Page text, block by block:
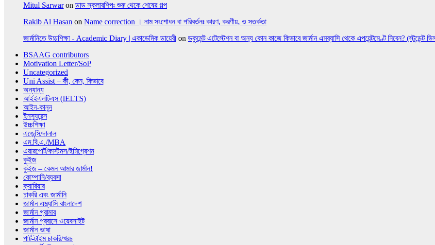
Mitul Sarwaron ডাড স্কলারশিপঃ শুরু থেকে শেষের গল্প
Rakib Al Hasan on Name correction । নাম সংশোধন বা পরিবর্তনঃ কারণ, করণীয়, ও সতর্কতা
জার্মানিতে উচ্চশিক্ষা - Academic Diary | একাডেমিক ডায়েরী on ডকুমেন্ট এটেস্টেশন বা অন্য কোন কাজে কিভাবে জার্মান এমব্যাসি থেকে এপয়েন্টমেণ্ট নিবেন? (স্টুডেন্ট
BSAAG contributors
Motivation Letter/SoP
Uncategorized
Uni Assist – কী, কেন, কিভাবে
অন্যান্য
আইইএলটিএস (IELTS)
আইন-কানুন
ইনস্যুরেন্স
উচ্চশিক্ষা
এজেন্সি/দালাল
এম.বি.এ./MBA
এয়ারপোর্ট/কাস্টমস/ইমিগ্রেশন
কুইজ
কুইজ – কেমন আমার জার্মান!
কোম্পানি/ব্যবসা
ক্যারিয়ার
চাকরি এবং জার্মানি
জার্মান এম্ব্যাসি বাংলাদেশ
জার্মান গ্রামার
জার্মান প্রবাসে ওয়েবসাইট
জার্মান ভাষা
পার্ট-টাইম চাকরি/খরচ